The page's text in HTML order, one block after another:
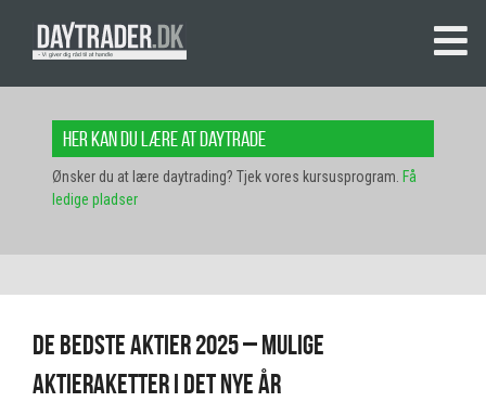
Her kan du lære at daytrade
Ønsker du at lære daytrading? Tjek vores kursusprogram. Få
ledige pladser
De bedste aktier 2025 – mulige
aktieraketter i det nye år